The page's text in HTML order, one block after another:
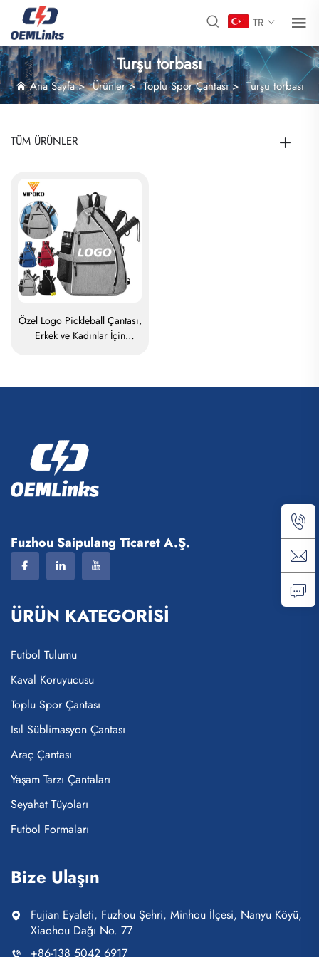
TR
Turşu torbası
Ana Sayfa>Ürünler>Toplu Spor Çantası>Turşu torbası
TÜM ÜRÜNLER
Özel Logo Pickleball Çantası,
Erkek ve Kadınlar İçin
Fuzhou Saipulang Ticaret A.Ş.
ÜRÜN KATEGORİSİ
Futbol Tulumu
Kaval Koruyucusu
Toplu Spor Çantası
Isıl Süblimasyon Çantası
Araç Çantası
Yaşam Tarzı Çantaları
Seyahat Tüyoları
Futbol Formaları
Bize Ulaşın
Fujian Eyaleti, Fuzhou Şehri, Minhou İlçesi, Nanyu Köyü,
Xiaohou Dağı No. 77
+86-138 5042 6917